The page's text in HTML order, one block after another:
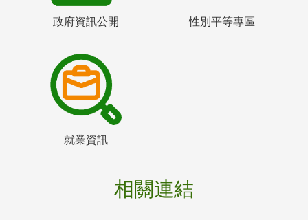
政府資訊公開 性別平等專區
就業資訊
相關連結